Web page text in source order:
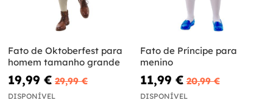
Fato de Oktoberfest para
homem tamanho grande
19,99 € 29,99 €
DISPONÍVEL
Fato de Príncipe para
menino
11,99 € 20,99 €
DISPONÍVEL